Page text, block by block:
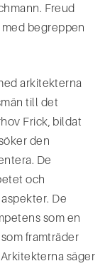
Freud
begreppen
arkitekterna
till det
Frick, bildat
den
De
och
De
som en
framträder
säger